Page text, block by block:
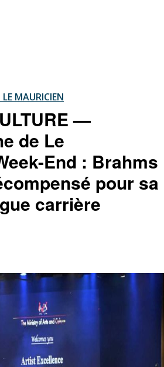
MAURICIEN
—
de Le
End : Brahms
pour sa
carrière